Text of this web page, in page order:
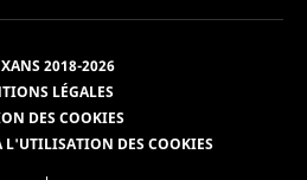
2018-2026
LÉGALES
DES COOKIES
L'UTILISATION DES COOKIES